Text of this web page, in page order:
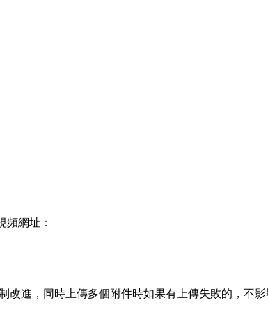
頻網址：
進，同時上傳多個附件時如果有上傳失敗的，不影